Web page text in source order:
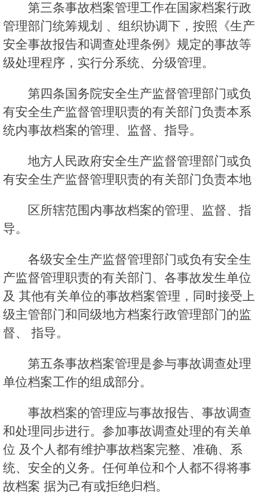
第三条事故档案管理工作在国家档案行政
管理部门统筹规划 、组织协调下，按照《生产
安全事故报告和调查处理条例》规定的事故等
级处理程序，实行分系统、分级管理。
第四条国务院安全生产监督管理部门或负
有安全生产监督管理职责的有关部门负责本系
统内事故档案的管理、监督、指导。
地方人民政府安全生产监督管理部门或负
有安全生产监督管理职责的有关部门负责本地
区所辖范围内事故档案的管理、监督、指
导。
各级安全生产监督管理部门或负有安全生
产监督管理职责的有关部门、各事故发生单位
及 其他有关单位的事故档案管理，同时接受上
级主管部门和同级地方档案行政管理部门的监
督、 指导。
第五条事故档案管理是参与事故调查处理
单位档案工作的组成部分。
事故档案的管理应与事故报告、事故调查
和处理同步进行。参加事故调查处理的有关单
位 及个人都有维护事故档案完整、准确、系
统、安全的义务。任何单位和个人都不得将事
故档案 据为己有或拒绝归档。